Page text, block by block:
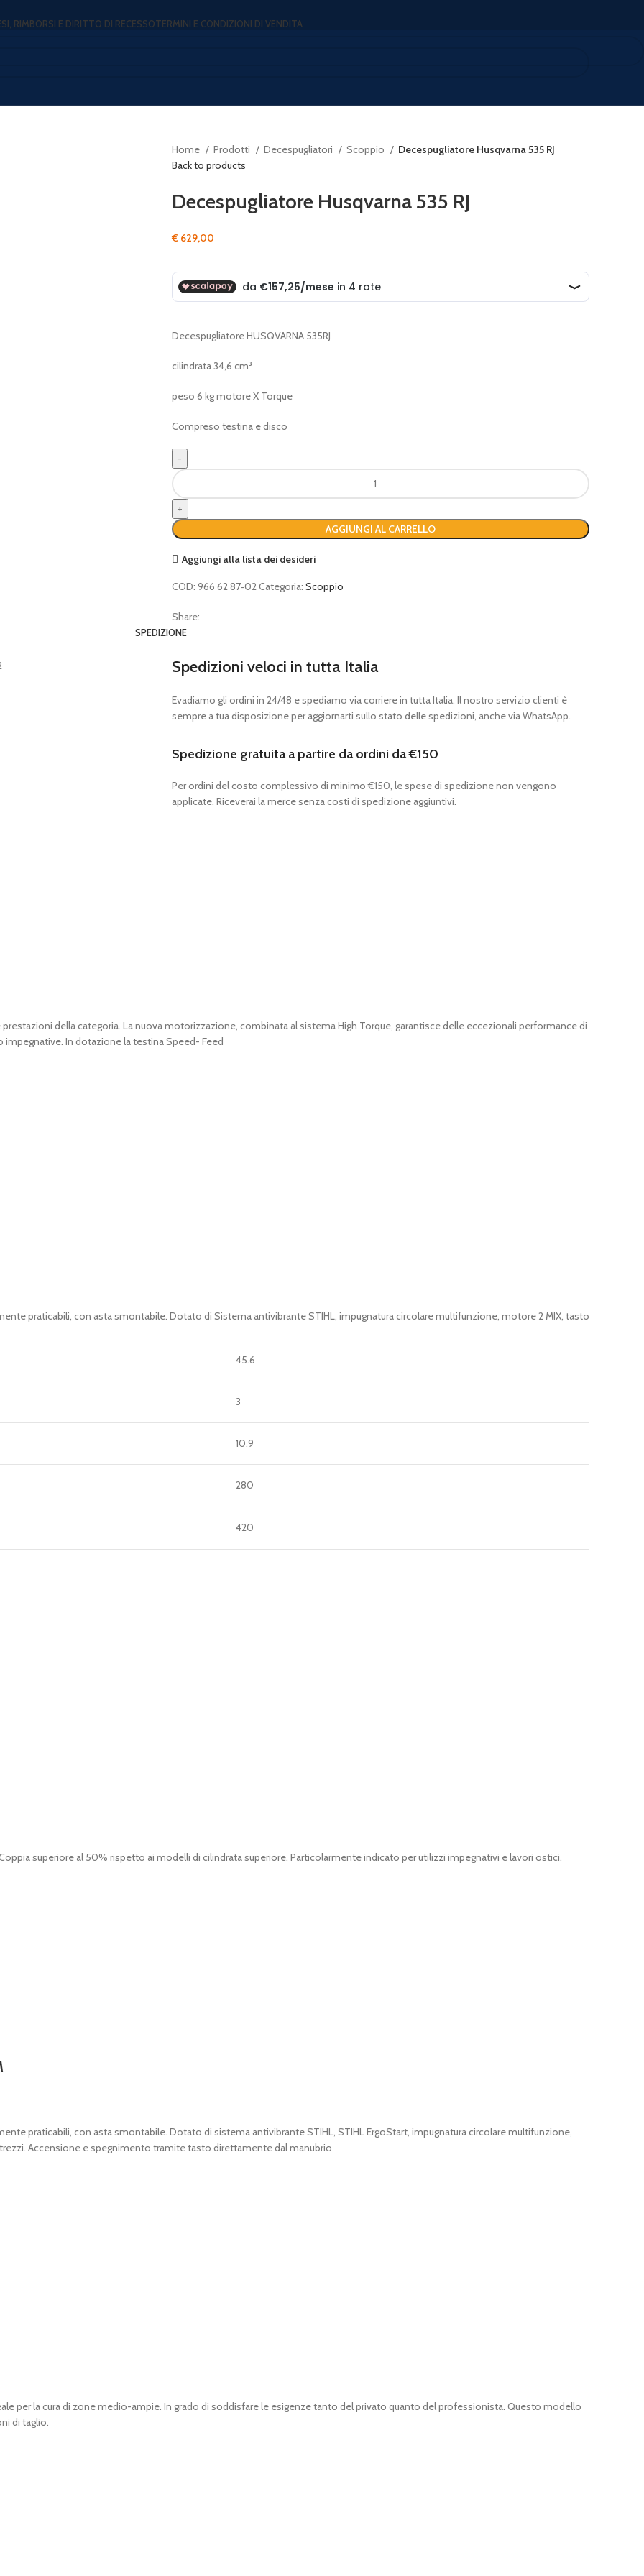
RIMBORSI E DIRITTO DI RECESSOTERMINI E CONDIZIONI DI VENDITA
Home Prodotti Decespugliatori Scoppio
Decespugliatore Husqvarna 535 RJ
Back to products
Decespugliatore Husqvarna 535 RJ
€ 629,00
Decespugliatore HUSQVARNA 535RJ
cilindrata 34,6 cm³
peso 6 kg motore X Torque
Compreso testina e disco
Decespugliatore
Husqvarna
535
RJ
quantità
AGGIUNGI AL CARRELLO
Aggiungi alla lista dei desideri
COD: 966 62 87‑02Categoria: Scoppio
Share:
SPEDIZIONE
Spedizioni veloci in tutta Italia
Evadiamo gli ordini in 24/48 e spediamo via corriere in tutta Italia. Il nostro servizio clienti è
sempre a tua disposizione per aggiornarti sullo stato delle spedizioni, anche via WhatsApp.
Spedizione gratuita a partire da ordini da €150
Per ordini del costo complessivo di minimo €150, le spese di spedizione non vengono
applicate. Riceverai la merce senza costi di spedizione aggiuntivi.
della categoria. La nuova motorizzazione, combinata al sistema High Torque, garantisce delle eccezionali performance di
In dotazione la testina Speed- Feed
praticabili, con asta smontabile. Dotato di Sistema antivibrante STIHL, impugnatura circolare multifunzione, motore 2 MIX, tasto
45.6
3
10.9
280
420
superiore al 50% rispetto ai modelli di cilindrata superiore. Particolarmente indicato per utilizzi impegnativi e lavori ostici.
praticabili, con asta smontabile. Dotato di sistema antivibrante STIHL, STIHL ErgoStart, impugnatura circolare multifunzione,
Accensione e spegnimento tramite tasto direttamente dal manubrio
per la cura di zone medio-ampie. In grado di soddisfare le esigenze tanto del privato quanto del professionista. Questo modello
di taglio.